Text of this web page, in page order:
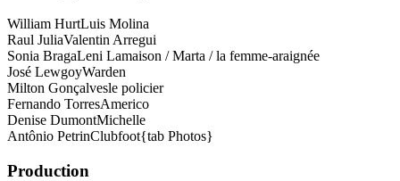
William HurtLuis Molina
Raul JuliaValentin Arregui
Sonia BragaLeni Lamaison / Marta / la femme-araignée
José LewgoyWarden
Milton Gonçalvesle policier
Fernando TorresAmerico
Denise DumontMichelle
Antônio PetrinClubfoot{tab Photos}
Production